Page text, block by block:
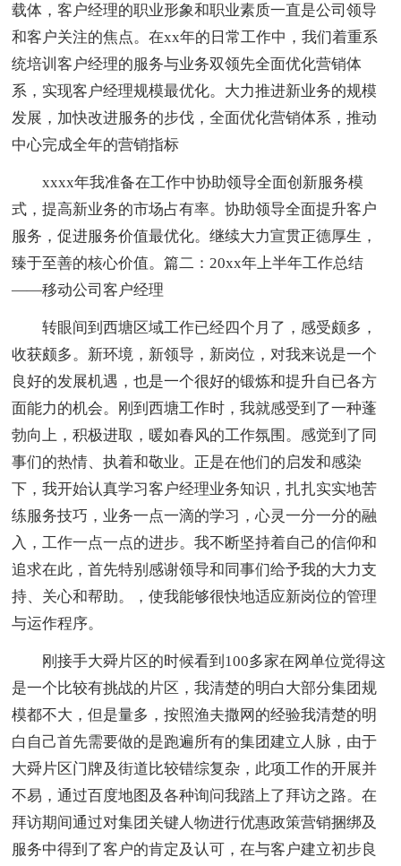
载体，客户经理的职业形象和职业素质一直是公司领导
和客户关注的焦点。在xx年的日常工作中，我们着重系
统培训客户经理的服务与业务双领先全面优化营销体
系，实现客户经理规模最优化。大力推进新业务的规模
发展，加快改进服务的步伐，全面优化营销体系，推动
中心完成全年的营销指标
xxxx年我准备在工作中协助领导全面创新服务模
式，提高新业务的市场占有率。协助领导全面提升客户
服务，促进服务价值最优化。继续大力宣贯正德厚生，
臻于至善的核心价值。篇二：20xx年上半年工作总结
——移动公司客户经理
转眼间到西塘区域工作已经四个月了，感受颇多，
收获颇多。新环境，新领导，新岗位，对我来说是一个
良好的发展机遇，也是一个很好的锻炼和提升自已各方
面能力的机会。刚到西塘工作时，我就感受到了一种蓬
勃向上，积极进取，暖如春风的工作氛围。感觉到了同
事们的热情、执着和敬业。正是在他们的启发和感染
下，我开始认真学习客户经理业务知识，扎扎实实地苦
练服务技巧，业务一点一滴的学习，心灵一分一分的融
入，工作一点一点的进步。我不断坚持着自己的信仰和
追求在此，首先特别感谢领导和同事们给予我的大力支
持、关心和帮助。，使我能够很快地适应新岗位的管理
与运作程序。
刚接手大舜片区的时候看到100多家在网单位觉得这
是一个比较有挑战的片区，我清楚的明白大部分集团规
模都不大，但是量多，按照渔夫撒网的经验我清楚的明
白自己首先需要做的是跑遍所有的集团建立人脉，由于
大舜片区门牌及街道比较错综复杂，此项工作的开展并
不易，通过百度地图及各种询问我踏上了拜访之路。在
拜访期间通过对集团关键人物进行优惠政策营销捆绑及
服务中得到了客户的肯定及认可，在与客户建立初步良